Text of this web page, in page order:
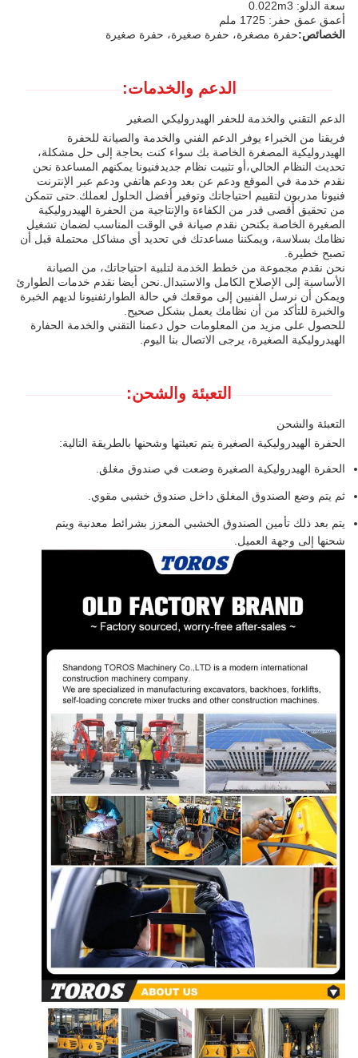
سعة الدلو: 0.022m3
أعمق عمق حفر: 1725 ملم
الخصائص:حفرة مصغرة، حفرة صغيرة، حفرة صغيرة
الدعم والخدمات:
الدعم التقني والخدمة للحفر الهيدروليكي الصغير
فريقنا من الخبراء يوفر الدعم الفني والخدمة والصيانة للحفرة
الهيدروليكية المصغرة الخاصة بك سواء كنت بحاجة إلى حل مشكلة،
تحديث النظام الحالي،أو تثبيت نظام جديدفنيونا يمكنهم المساعدة نحن
نقدم خدمة في الموقع ودعم عن بعد ودعم هاتفي ودعم عبر الإنترنت
فنيونا مدربون لتقييم احتياجاتك وتوفير أفضل الحلول لعملك.حتى تتمكن
من تحقيق أقصى قدر من الكفاءة والإنتاجية من الحفرة الهيدروليكية
الصغيرة الخاصة بكنحن نقدم صيانة في الوقت المناسب لضمان تشغيل
نظامك بسلاسة، ويمكننا مساعدتك في تحديد أي مشاكل محتملة قبل أن
تصبح خطيرة.
نحن نقدم مجموعة من خطط الخدمة لتلبية احتياجاتك، من الصيانة
الأساسية إلى الإصلاح الكامل والاستبدال.نحن أيضا نقدم خدمات الطوارئ
ويمكن أن نرسل الفنيين إلى موقعك في حالة الطوارئفنيونا لديهم الخبرة
والخبرة للتأكد من أن نظامك يعمل بشكل صحيح.
للحصول على مزيد من المعلومات حول دعمنا التقني والخدمة الحفارة
الهيدروليكية الصغيرة، يرجى الاتصال بنا اليوم.
التعبئة والشحن:
التعبئة والشحن
الحفرة الهيدروليكية الصغيرة يتم تعبئتها وشحنها بالطريقة التالية:
الحفرة الهيدروليكية الصغيرة وضعت في صندوق مغلق.
ثم يتم وضع الصندوق المغلق داخل صندوق خشبي مقوي.
يتم بعد ذلك تأمين الصندوق الخشبي المعزز بشرائط معدنية ويتم
شحنها إلى وجهة العميل.